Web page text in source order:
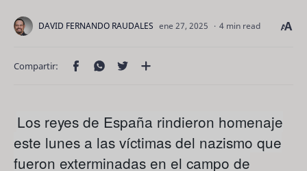
4 min read
Los reyes de España rindieron homenaje
este lunes a las víctimas del nazismo que
fueron exterminadas en el campo de